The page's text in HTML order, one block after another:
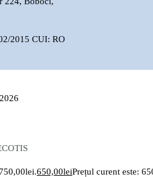
2015 CUI: RO
650,00leiPrețul curent este: